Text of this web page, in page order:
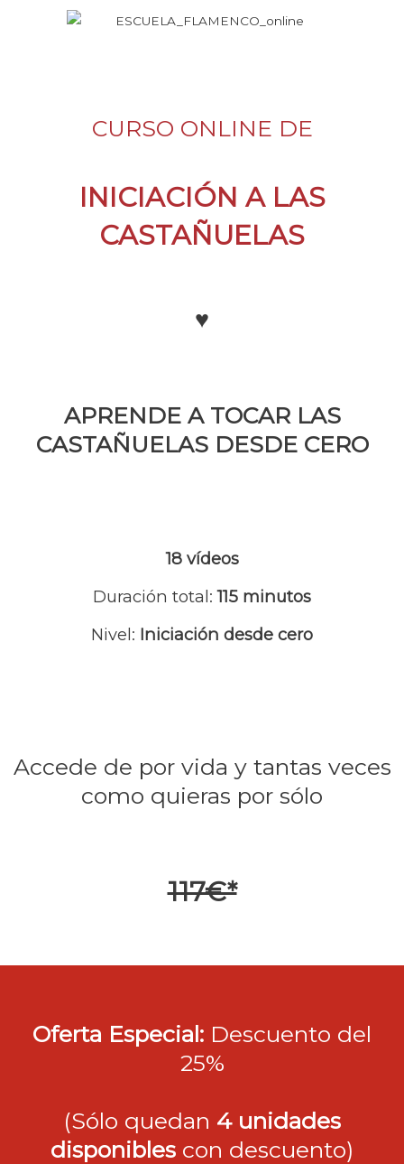
CURSO ONLINE DE
INICIACIÓN A LAS
CASTAÑUELAS
♥
APRENDE A TOCAR LAS
CASTAÑUELAS DESDE CERO
18 vídeos
Duración total:115 minutos
Nivel: Iniciación desde cero
Accede de por vida y tantas veces
como quieras por sólo
117€*
Oferta Especial: Descuento del
25%
(Sólo quedan 4 unidades
disponibles con descuento)